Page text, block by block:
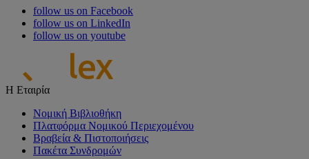
follow us on Facebook
follow us on LinkedIn
follow us on youtube
Η Εταιρία
Νομική Βιβλιοθήκη
Πλατφόρμα Νομικού Περιεχομένου
Βραβεία & Πιστοποιήσεις
Πακέτα Συνδρομών